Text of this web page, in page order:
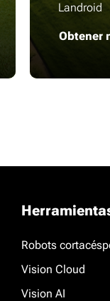
Landroid
Obtener
Robots
Vision Cloud
Vision AI